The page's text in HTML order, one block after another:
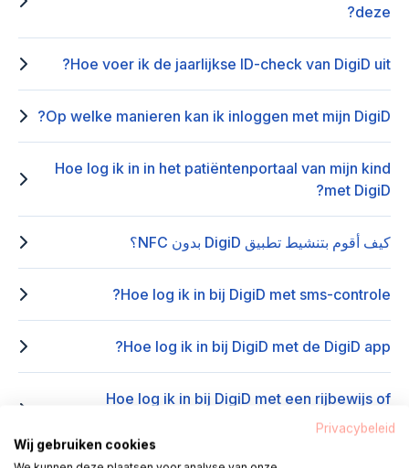
deze?
Hoe voer ik de jaarlijkse ID-check van DigiD uit?
Op welke manieren kan ik inloggen met mijn DigiD?
Hoe log ik in in het patiëntenportaal van mijn kind
met DigiD?
كيف أقوم بتنشيط تطبيق DigiD بدون NFC؟
Hoe log ik in bij DigiD met sms-controle?
Hoe log ik in bij DigiD met de DigiD app?
Hoe log ik in bij DigiD met een rijbewijs of
identiteitskaart?
Privacybeleid
Wij gebruiken cookies